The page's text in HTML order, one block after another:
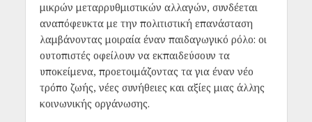
μικρών μεταρρυθμιστικών αλλαγών, συνδέεται
αναπόφευκτα με την πολιτιστική επανάσταση
λαμβάνοντας μοιραία έναν παιδαγωγικό ρόλο: οι
ουτοπιστές οφείλουν να εκπαιδεύσουν τα
υποκείμενα, προετοιμάζοντας τα για έναν νέο
τρόπο ζωής, νέες συνήθειες και αξίες μιας άλλης
κοινωνικής οργάνωσης.